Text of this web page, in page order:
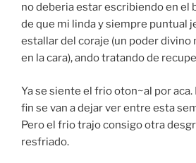
no deberia estar escribiendo en el
de que mi linda y siempre puntual
estallar del coraje (un poder
en la cara), ando tratando de
Ya se siente el frio oton~al por
fin se van a dejar ver entre esta
Pero el frio trajo consigo otra
resfriado.